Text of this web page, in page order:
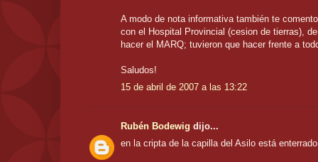
A modo de nota informativa también te
con el Hospital Provincial (cesion de tierras),
hacer el MARQ; tuvieron que hacer frente a
Saludos!
15 de abril de 2007 a las 13:22
Rubén Bodewig dijo...
en la cripta de la capilla del Asilo está